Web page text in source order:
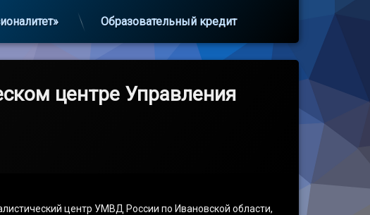
Образовательный кредит
центре Управления
центр УМВД России по Ивановской области,